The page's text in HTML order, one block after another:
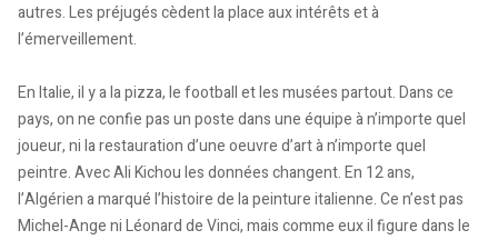
autres. Les préjugés cèdent la place aux intérêts et à
l’émerveillement.
En Italie, il y a la pizza, le football et les musées partout. Dans ce
pays, on ne confie pas un poste dans une équipe à n’importe quel
joueur, ni la restauration d’une oeuvre d’art à n’importe quel
peintre. Avec Ali Kichou les données changent. En 12 ans,
l’Algérien a marqué l’histoire de la peinture italienne. Ce n’est pas
Michel-Ange ni Léonard de Vinci, mais comme eux il figure dans le